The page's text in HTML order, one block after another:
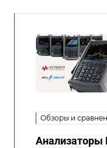
Обзоры и
Анализаторы